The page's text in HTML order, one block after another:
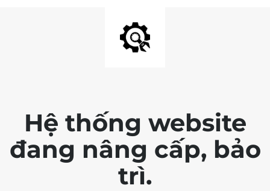
Hệ thống website
đang nâng cấp, bảo
trì.